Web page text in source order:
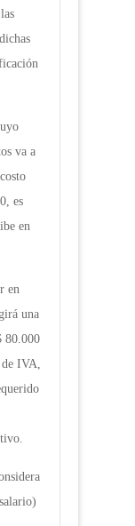
va a
es
en
en
una
80.000
IVA,